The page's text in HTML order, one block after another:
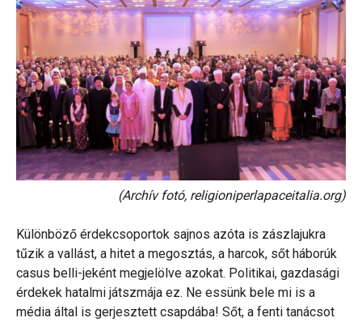
(Archív fotó, religioniperlapaceitalia.org)
Különböző érdekcsoportok sajnos azóta is zászlajukra
tűzik a vallást, a hitet a megosztás, a harcok, sőt háborúk
casus belli-jeként megjelölve azokat. Politikai, gazdasági
érdekek hatalmi játszmája ez. Ne essünk bele mi is a
média által is gerjesztett csapdába! Sőt, a fenti tanácsot